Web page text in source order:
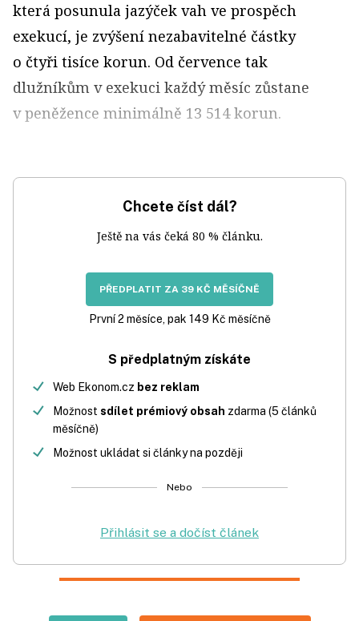
která posunula jazýček vah ve prospěch
exekucí, je zvýšení nezabavitelné částky
o čtyři tisíce korun. Od července tak
dlužníkům v exekuci každý měsíc zůstane
v peněžence minimálně 13 514 korun.
Chcete číst dál?
Ještě na vás čeká 80 % článku.
PŘEDPLATIT ZA 39 KČ MĚSÍČNĚ
První 2 měsíce, pak 149 Kč měsíčně
S předplatným získáte
Web Ekonom.cz bez reklam
Možnost sdílet prémiový obsah zdarma (5 článků
měsíčně)
Možnost ukládat si články na později
Nebo
Přihlásit se a dočíst článek